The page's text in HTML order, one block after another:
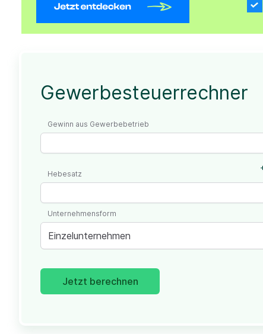
Gewerbesteuerrechner
Gewinn aus Gewerbebetrieb
Hebesatz
Einzelunternehmen
Unternehmensform
Jetzt berechnen